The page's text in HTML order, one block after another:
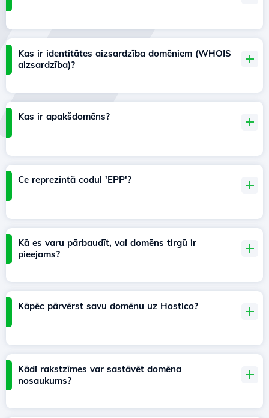
Kas ir identitātes aizsardzība domēniem (WHOIS
aizsardzība)?
Kas ir apakšdomēns?
Ce reprezintă codul 'EPP'?
Kā es varu pārbaudīt, vai domēns tirgū ir
pieejams?
Kāpēc pārvērst savu domēnu uz Hostico?
Kādi rakstzīmes var sastāvēt domēna
nosaukums?